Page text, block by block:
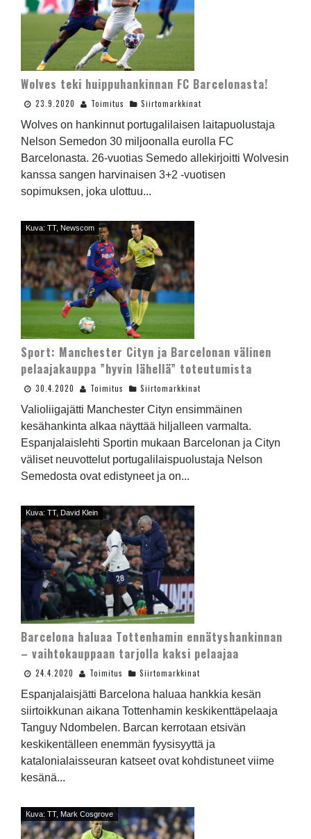
Wolves teki huippuhankinnan FC Barcelonasta!
23.9.2020 Toimitus Siirtomarkkinat
Wolves on hankinnut portugalilaisen laitapuolustaja
Nelson Semedon 30 miljoonalla eurolla FC
Barcelonasta. 26-vuotias Semedo allekirjoitti Wolvesin
kanssa sangen harvinaisen 3+2 -vuotisen
sopimuksen, joka ulottuu...
Kuva: TT, Newscom
Sport: Manchester Cityn ja Barcelonan välinen
pelaajakauppa ”hyvin lähellä” toteutumista
30.4.2020 Toimitus Siirtomarkkinat
Valioliigajätti Manchester Cityn ensimmäinen
kesähankinta alkaa näyttää hiljalleen varmalta.
Espanjalaislehti Sportin mukaan Barcelonan ja Cityn
väliset neuvottelut portugalilaispuolustaja Nelson
Semedosta ovat edistyneet ja on...
Kuva: TT, David Klein
Barcelona haluaa Tottenhamin ennätyshankinnan
– vaihtokauppaan tarjolla kaksi pelaajaa
24.4.2020 Toimitus Siirtomarkkinat
Espanjalaisjätti Barcelona haluaa hankkia kesän
siirtoikkunan aikana Tottenhamin keskikenttäpelaaja
Tanguy Ndombelen. Barcan kerrotaan etsivän
keskikentälleen enemmän fyysisyyttä ja
katalonialaisseuran katseet ovat kohdistuneet viime
kesänä...
Kuva: TT, Mark Cosgrove